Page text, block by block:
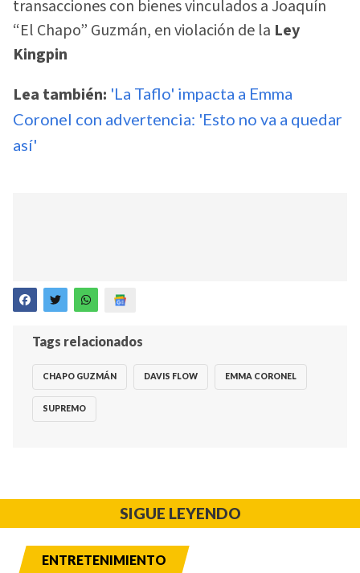
transacciones con bienes vinculados a Joaquín
“El Chapo” Guzmán, en violación de la Ley
Kingpin
Lea también: 'La Taflo' impacta a Emma
Coronel con advertencia: 'Esto no va a quedar
así'
Tags relacionados
CHAPO GUZMÁN DAVIS FLOW EMMA CORONEL
SUPREMO
SIGUE LEYENDO
ENTRETENIMIENTO